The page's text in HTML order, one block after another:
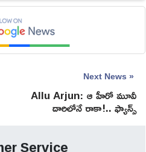
Next News »
Allu Arjun: ఆ హీరో మూవీ
దారిలోనే రాకా!.. ఫ్యాన్స్
ఏమంటారో చూడాలి